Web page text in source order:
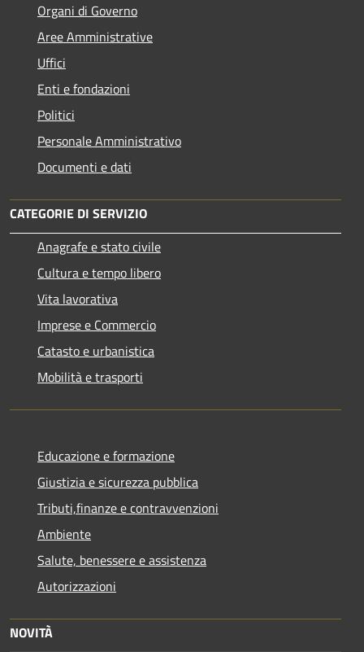
Organi di Governo
Aree Amministrative
Uffici
Enti e fondazioni
Politici
Personale Amministrativo
Documenti e dati
CATEGORIE DI SERVIZIO
Anagrafe e stato civile
Cultura e tempo libero
Vita lavorativa
Imprese e Commercio
Catasto e urbanistica
Mobilità e trasporti
Educazione e formazione
Giustizia e sicurezza pubblica
Tributi,finanze e contravvenzioni
Ambiente
Salute, benessere e assistenza
Autorizzazioni
NOVITÀ